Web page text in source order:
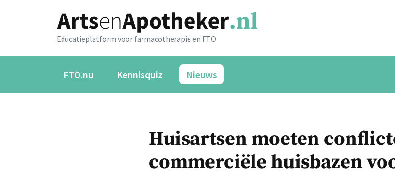
Educatieplatform voor farmacotherapie en FTO
FTO.nu Kennisquiz Nieuws
Huisartsen moeten
commerciële huisbazen